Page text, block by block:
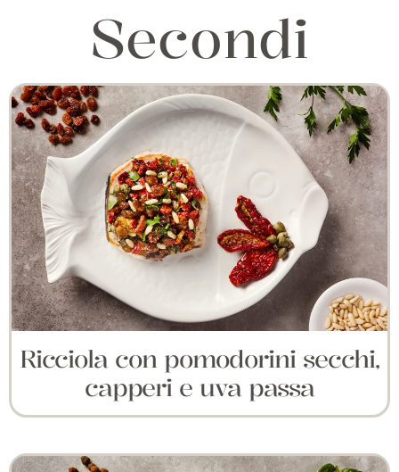
Secondi
Ricciola con pomodorini secchi,
capperi e uva passa